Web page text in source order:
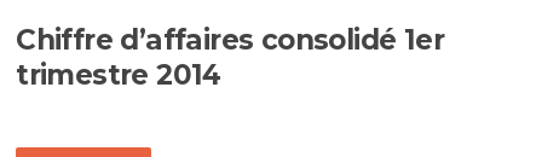
Chiffre d’affaires consolidé 1er
trimestre 2014